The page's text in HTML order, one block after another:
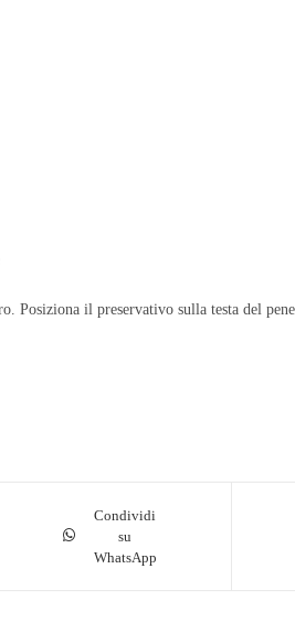
Posiziona il preservativo sulla testa del
Condividi
su
WhatsApp